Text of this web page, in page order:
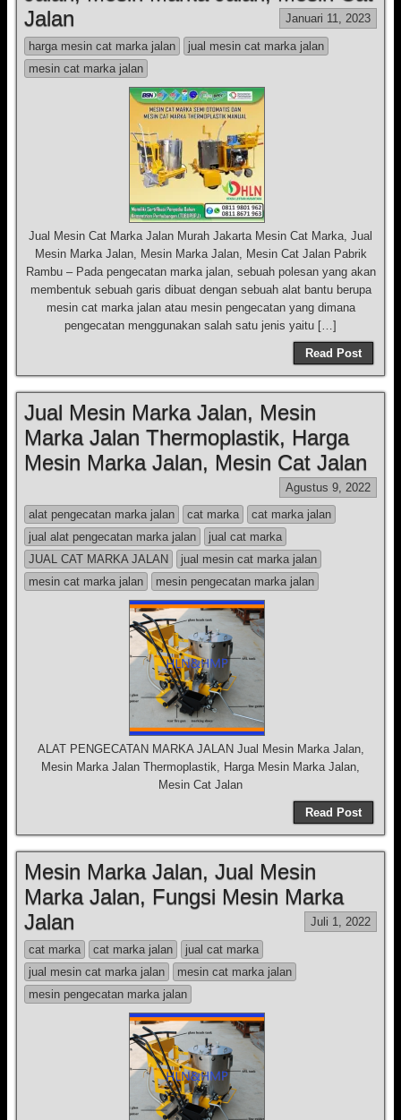
Jalan
Januari 11, 2023
harga mesin cat marka jalan
jual mesin cat marka jalan
mesin cat marka jalan
Jual Mesin Cat Marka Jalan Murah Jakarta Mesin Cat Marka, Jual
Mesin Marka Jalan, Mesin Marka Jalan, Mesin Cat Jalan Pabrik
Rambu – Pada pengecatan marka jalan, sebuah polesan yang akan
membentuk sebuah garis dibuat dengan sebuah alat bantu berupa
mesin cat marka jalan atau mesin pengecatan yang dimana
pengecatan menggunakan salah satu jenis yaitu […]
Read Post
Jual Mesin Marka Jalan, Mesin
Marka Jalan Thermoplastik, Harga
Mesin Marka Jalan, Mesin Cat Jalan
Agustus 9, 2022
alat pengecatan marka jalan
cat marka
cat marka jalan
jual alat pengecatan marka jalan
jual cat marka
JUAL CAT MARKA JALAN
jual mesin cat marka jalan
mesin cat marka jalan
mesin pengecatan marka jalan
ALAT PENGECATAN MARKA JALAN Jual Mesin Marka Jalan,
Mesin Marka Jalan Thermoplastik, Harga Mesin Marka Jalan,
Mesin Cat Jalan
Read Post
Mesin Marka Jalan, Jual Mesin
Marka Jalan, Fungsi Mesin Marka
Jalan
Juli 1, 2022
cat marka cat marka jalan
jual cat marka
jual mesin cat marka jalan
mesin cat marka jalan
mesin pengecatan marka jalan